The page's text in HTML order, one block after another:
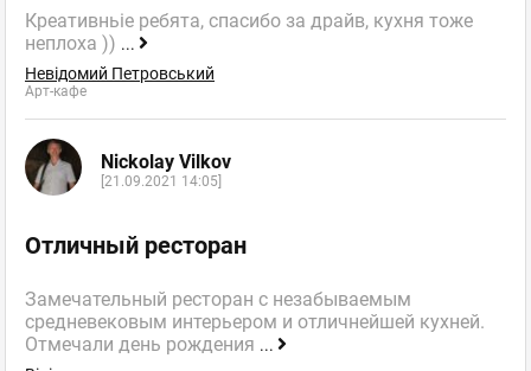
Креативньіе ребята, спасибо за драйв, кухня тоже
неплоха )) ...
Невідомий Петровський
Арт-кафе
Nickolay Vilkov
[21.09.2021 14:05]
Отличный ресторан
Замечательный ресторан с незабываемым
средневековым интерьером и отличнейшей кухней.
Отмечали день рождения ...